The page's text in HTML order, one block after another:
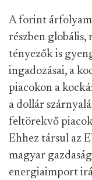
A forint
részben globális,
tényezők is
ingadozásai, a
piacokon a
a dollár
feltörekvő
Ehhez társul az
magyar
energiaimport